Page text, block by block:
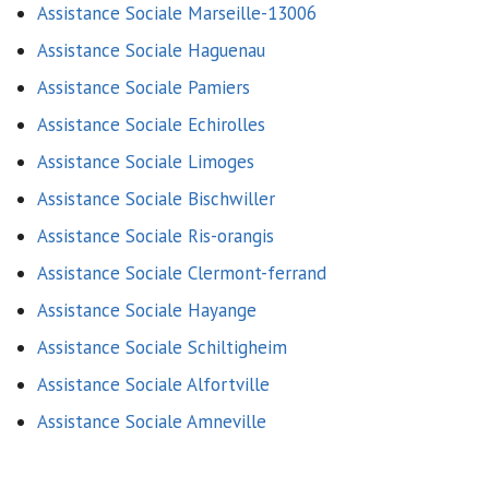
Assistance Sociale Marseille-13006
Assistance Sociale Haguenau
Assistance Sociale Pamiers
Assistance Sociale Echirolles
Assistance Sociale Limoges
Assistance Sociale Bischwiller
Assistance Sociale Ris-orangis
Assistance Sociale Clermont-ferrand
Assistance Sociale Hayange
Assistance Sociale Schiltigheim
Assistance Sociale Alfortville
Assistance Sociale Amneville